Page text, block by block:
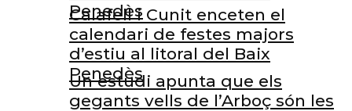
Penedès
Un estudi apunta que els
gegants vells de l’Arboç són les
Calafell i Cunit enceten el
calendari de festes majors
d’estiu al litoral del Baix
Penedès